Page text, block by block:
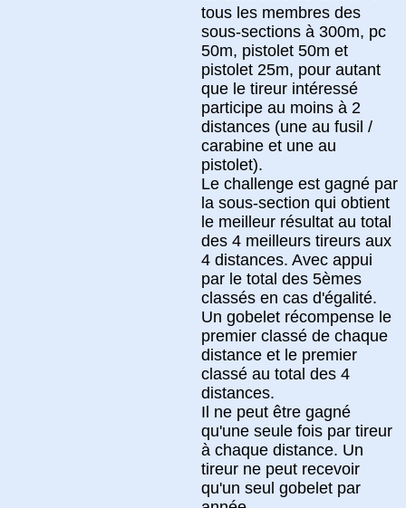
tous les membres des
sous-sections à 300m, pc
50m, pistolet 50m et
pistolet 25m, pour autant
que le tireur intéressé
participe au moins à 2
distances (une au fusil /
carabine et une au
pistolet).
Le challenge est gagné par
la sous-section qui obtient
le meilleur résultat au total
des 4 meilleurs tireurs aux
4 distances. Avec appui
par le total des 5èmes
classés en cas d'égalité.
Un gobelet récompense le
premier classé de chaque
distance et le premier
classé au total des 4
distances.
Il ne peut être gagné
qu'une seule fois par tireur
à chaque distance. Un
tireur ne peut recevoir
qu'un seul gobelet par